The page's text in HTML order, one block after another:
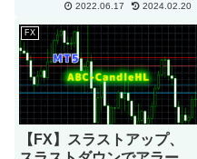
て先週、今週、昨日、今日の高安
値のうち、最大６本の水平線を引
き、価格を中央に表示します。水
平線の色、太さを変更す...
2022.06.17 2024.02.20
FX
【FX】スラストアップ、